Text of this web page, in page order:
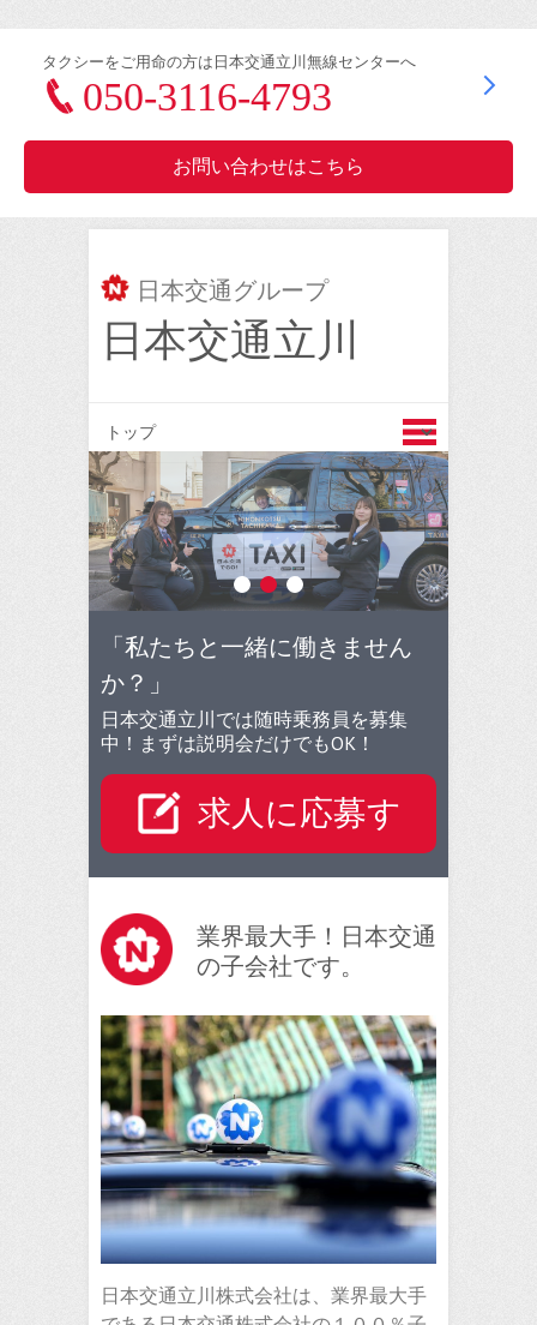
タクシーをご用命の方は日本交通立川無線センターへ
050-3116-4793
お問い合わせはこちら
日本交通立川
日本交通グループ
1 2 3
「私たちと一緒に働きません
か？」
日本交通立川では随時乗務員を募集
中！まずは説明会だけでもOK！
求人に応募す
業界最大手！日本交通
の子会社です。
日本交通立川株式会社は、業界最大手